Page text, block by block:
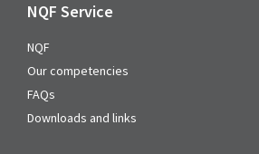
NQF Service
NQF
Our competencies
FAQs
Downloads and links